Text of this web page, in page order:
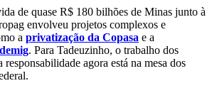
de quase R$ 180 bilhões de Minas junto à
envolveu projetos complexos e
a privatização da Copasa e a
. Para Tadeuzinho, o trabalho dos
agora está na mesa dos